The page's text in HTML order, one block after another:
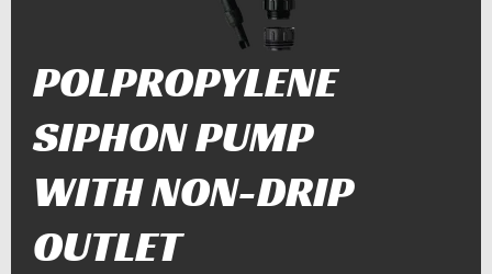
POLPROPYLENE
SIPHON PUMP
WITH NON-DRIP
OUTLET